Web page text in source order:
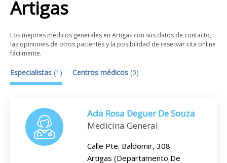
Artigas
Los mejores médicos generales en Artigas con sus datos de contacto,
las opiniones de otros pacientes y la posibilidad de reservar cita online
fácilmente.
Especialistas (1 ) Centros médicos (0)
Ada Rosa Deguer De Souza
Medicina General
Calle Pte. Baldomir, 308
Artigas (Departamento De